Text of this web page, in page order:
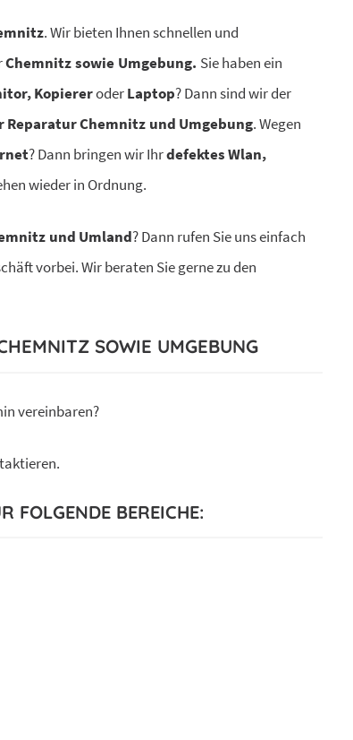
. Wir bieten Ihnen schnellen und
Chemnitzsowie Umgebung. Sie haben ein
KopiereroderLaptop? Dann sind wir der
ReparaturChemnitz und Umgebung. Wegen
? Dann bringen wir Ihrdefektes Wlan,
wieder in Ordnung.
und Umland? Dann rufen Sie uns einfach
vorbei. Wir beraten Sie gerne zu den
SOWIE UMGEBUNG
vereinbaren?
FOLGENDE BEREICHE: